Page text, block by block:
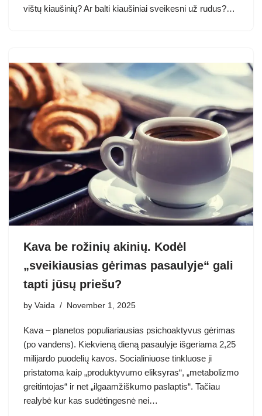
vištų kiaušinių? Ar balti kiaušiniai sveikesni už rudus?…
Kava be rožinių akinių. Kodėl
„sveikiausias gėrimas pasaulyje“ gali
tapti jūsų priešu?
by Vaida November 1, 2025
Kava – planetos populiariausias psichoaktyvus gėrimas
(po vandens). Kiekvieną dieną pasaulyje išgeriama 2,25
milijardo puodelių kavos. Socialiniuose tinkluose ji
pristatoma kaip „produktyvumo eliksyras“, „metabolizmo
greitintojas“ ir net „ilgaamžiškumo paslaptis“. Tačiau
realybė kur kas sudėtingesnė nei…